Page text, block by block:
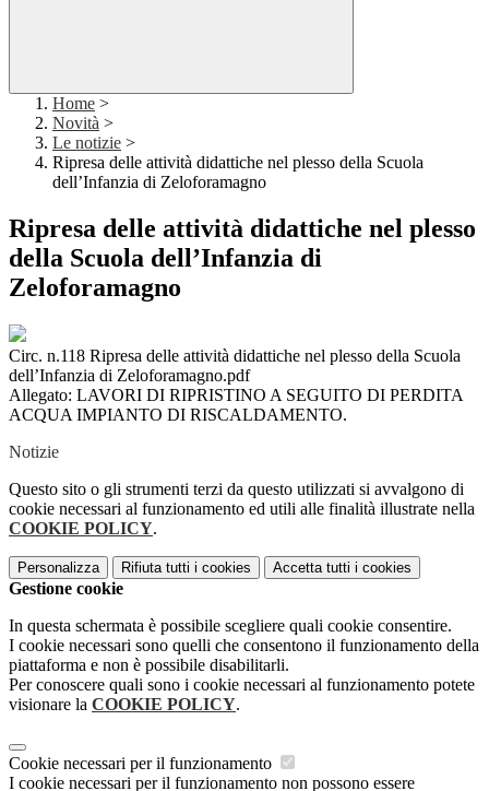
Home >
Novità >
Le notizie >
Ripresa delle attività didattiche nel plesso della Scuola
dell’Infanzia di Zeloforamagno
Ripresa delle attività didattiche nel plesso
della Scuola dell’Infanzia di
Zeloforamagno
Circ. n.118 Ripresa delle attività didattiche nel plesso della Scuola
dell’Infanzia di Zeloforamagno.pdf
Allegato: LAVORI DI RIPRISTINO A SEGUITO DI PERDITA
ACQUA IMPIANTO DI RISCALDAMENTO.
Notizie
Questo sito o gli strumenti terzi da questo utilizzati si avvalgono di
cookie necessari al funzionamento ed utili alle finalità illustrate nella
COOKIE POLICY.
Personalizza Rifiuta tutti i cookies Accetta tutti i cookies
Gestione cookie
In questa schermata è possibile scegliere quali cookie consentire.
I cookie necessari sono quelli che consentono il funzionamento della
piattaforma e non è possibile disabilitarli.
Per conoscere quali sono i cookie necessari al funzionamento potete
visionare la COOKIE POLICY.
Cookie necessari per il funzionamento
I cookie necessari per il funzionamento non possono essere